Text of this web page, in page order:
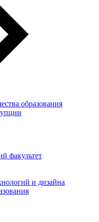
образования
факультет
и дизайна